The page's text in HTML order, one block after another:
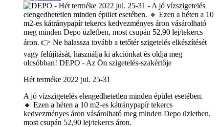
Hét terméke 2022 jul. 25-31
A jó vízszigetelés elengedhetetlen minden épület esetében.
🔸 Ezen a héten a 10 m2-es kátránypapír tekercs
kedvezményes áron vásárolható meg minden Depo üzletben,
most csupán 52,90 lej/tekercs áron.